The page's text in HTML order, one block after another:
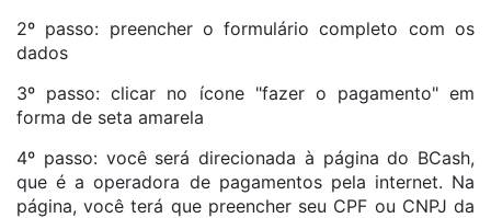
2º passo: preencher o formulário completo com os
dados
3º passo: clicar no ícone "fazer o pagamento" em
forma de seta amarela
4º passo: você será direcionada à página do BCash,
que é a operadora de pagamentos pela internet. Na
página, você terá que preencher seu CPF ou CNPJ da